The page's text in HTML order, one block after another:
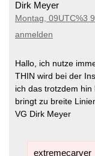
Dirk Meyer
Montag, 09UTC%3
anmelden
Hallo, ich nutze
THIN wird bei der
ich das trotzdem
bringt zu breite
VG Dirk Meyer
extremecarver